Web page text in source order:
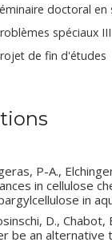
doctoral en
spéciaux III
de fin d'études
P-A.,
in cellulose
in
D., Chabot,
be an alternative